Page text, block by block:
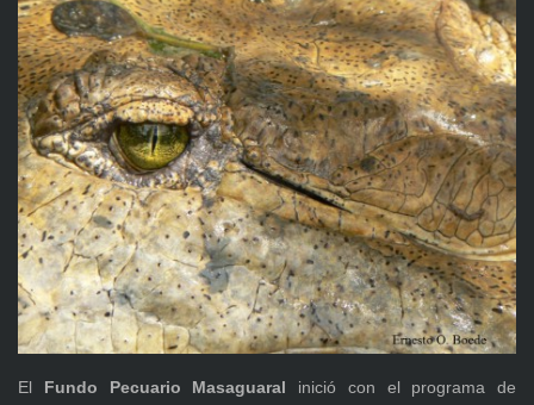
El Fundo Pecuario Masaguaral inició con el programa de